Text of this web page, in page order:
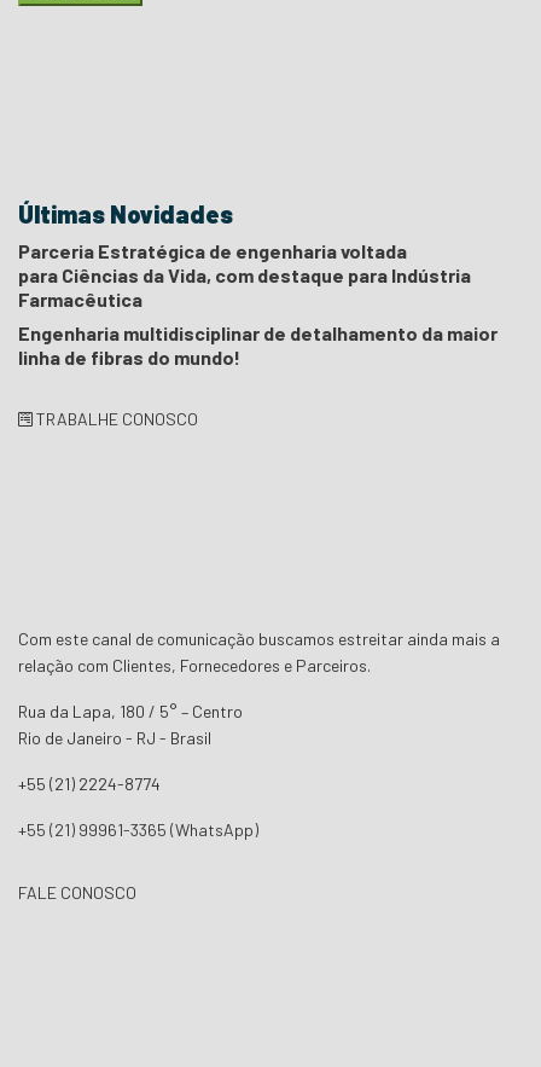
Últimas Novidades
Parceria Estratégica de engenharia voltada
para Ciências da Vida, com destaque para Indústria
Farmacêutica
Engenharia multidisciplinar de detalhamento da maior
linha de fibras do mundo!
TRABALHE CONOSCO
Com este canal de comunicação buscamos estreitar ainda mais a
relação com Clientes, Fornecedores e Parceiros.
Rua da Lapa, 180 / 5° – Centro
Rio de Janeiro - RJ - Brasil
+55 (21) 2224-8774
+55 (21) 99961-3365 (WhatsApp)
FALE CONOSCO